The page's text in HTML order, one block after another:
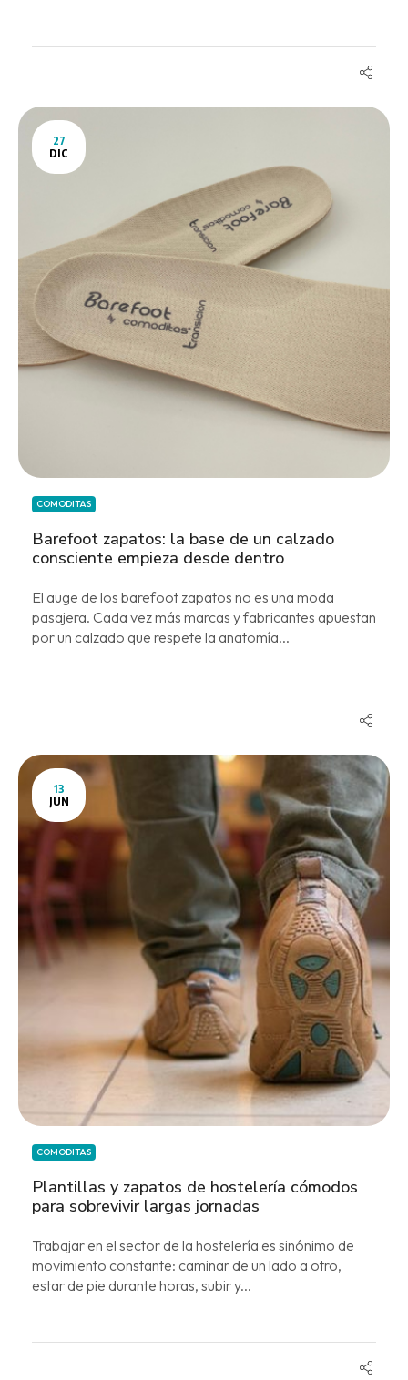
27
DIC
COMODITAS
Barefoot zapatos: la base de un calzado
consciente empieza desde dentro
El auge de los barefoot zapatos no es una moda
pasajera. Cada vez más marcas y fabricantes apuestan
por un calzado que respete la anatomía...
13
JUN
COMODITAS
Plantillas y zapatos de hostelería cómodos
para sobrevivir largas jornadas
Trabajar en el sector de la hostelería es sinónimo de
movimiento constante: caminar de un lado a otro,
estar de pie durante horas, subir y...